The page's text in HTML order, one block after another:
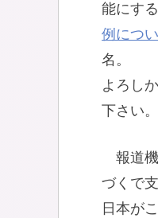
能にす
例につ
名。
よろし
下さい。
報道
づくで
日本が